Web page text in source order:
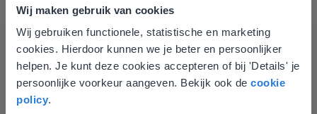
Wij maken gebruik van cookies
Wij gebruiken functionele, statistische en marketing
cookies. Hierdoor kunnen we je beter en persoonlijker
helpen. Je kunt deze cookies accepteren of bij 'Details' je
persoonlijke voorkeur aangeven. Bekijk ook de cookie
policy.
Les
Deze website komt niet
overeen met je locatie
Gezien je locatie, denken we dat je misschien
liever naar de website voor English gaat. Hier